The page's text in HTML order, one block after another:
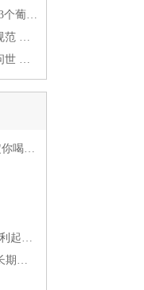
商业 | 米其林将发布2026酒庄指南 用 1-3个葡萄串为部分酒庄评级
法规 | 欧盟发布无醇和低醇葡萄酒标注规范 无醇酒可以被种出来吗
趋势 | 首款瓶中二次发酵的无醇起泡酒问世 意大利酿酒师用特种酵母开创历史
当你说“我喜欢喝Moscato”的时候 你确定你喝的到底是什么吗？
Franciacorta 可以与法国香槟媲美的意大利起泡酒
意大利葡萄酒是一幅“文化拼图”，找到长期合作伙伴最具挑战